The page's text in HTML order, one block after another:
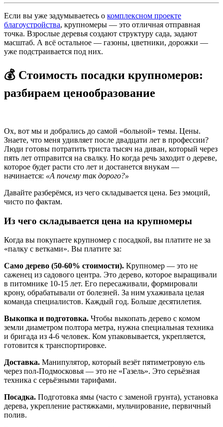
Если вы уже задумываетесь о комплексном проекте
благоустройства, крупномеры — это отличная отправная
точка. Взрослые деревья создают структуру сада, задают
масштаб. А всё остальное — газоны, цветники, дорожки —
уже подстраивается под них.
💰 Стоимость посадки крупномеров:
разбираем ценообразование
Ох, вот мы и добрались до самой «больной» темы. Цены.
Знаете, что меня удивляет после двадцати лет в профессии?
Люди готовы потратить триста тысяч на диван, который через
пять лет отправится на свалку. Но когда речь заходит о дереве,
которое будет расти сто лет и достанется внукам —
начинается: «А почему так дорого?»
Давайте разберёмся, из чего складывается цена. Без эмоций,
чисто по фактам.
Из чего складывается цена на крупномеры
Когда вы покупаете крупномер с посадкой, вы платите не за
«палку с ветками». Вы платите за:
Само дерево (50-60% стоимости). Крупномер — это не
саженец из садового центра. Это дерево, которое выращивали
в питомнике 10-15 лет. Его пересаживали, формировали
крону, обрабатывали от болезней. За ним ухаживала целая
команда специалистов. Каждый год. Больше десятилетия.
Выкопка и подготовка. Чтобы выкопать дерево с комом
земли диаметром полтора метра, нужна специальная техника
и бригада из 4-6 человек. Ком упаковывается, укрепляется,
готовится к транспортировке.
Доставка. Манипулятор, который везёт пятиметровую ель
через пол-Подмосковья — это не «Газель». Это серьёзная
техника с серьёзными тарифами.
Посадка. Подготовка ямы (часто с заменой грунта), установка
дерева, укрепление растяжками, мульчирование, первичный
полив.